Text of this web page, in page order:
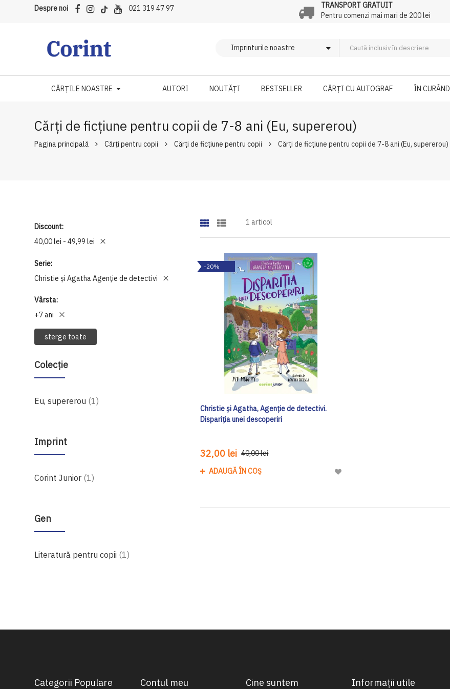
Despre noi 021 319 47 97
TRANSPORT GRATUIT
Pentru comenzi mai mari de 200 lei
CĂRȚILE NOASTRE AUTORI NOUTĂȚI BESTSELLER CĂRȚI CU AUTOGRAF ÎN CURÂND
Cărți de ficțiune pentru copii de 7-8 ani (Eu, supererou)
Pagina principală Cărți pentru copii Cărți de ficțiune pentru copii Cărți de ficțiune pentru copii de 7-8 ani (Eu, supererou)
Discount
40,00 lei - 49,99 lei
Serie
Christie și Agatha Agenție de detectivi
Vârsta
+7 ani
sterge toate
Colecție
Eu, supererou 1produs
Imprint
Corint Junior 1produs
Gen
Literatură pentru copii 1produs
1 articol
-20%
Christie și Agatha, Agenție de detectivi.
Dispariția unei descoperiri
32,00 lei 40,00 lei
ADAUGĂ ÎN COȘ
Adaugă
de
Categorii Populare Contul meu Cine suntem Informații utile